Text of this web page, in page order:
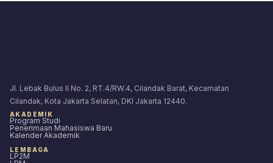
Jl. Lebak Bulus II No. 2, RT.4/RW.4, Cilandak Barat, Kecamatan
Cilandak, Kota Jakarta Selatan, DKI Jakarta 12440.
AKADEMIK
Program Studi
Penerimaan Mahasiswa Baru
Kalender Akademik
LEMBAGA
LP2M